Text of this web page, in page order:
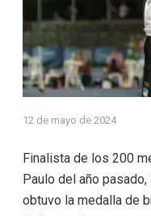
12 de mayo de 2024
Finalista de los 200
Paulo del año
obtuvo la medalla de